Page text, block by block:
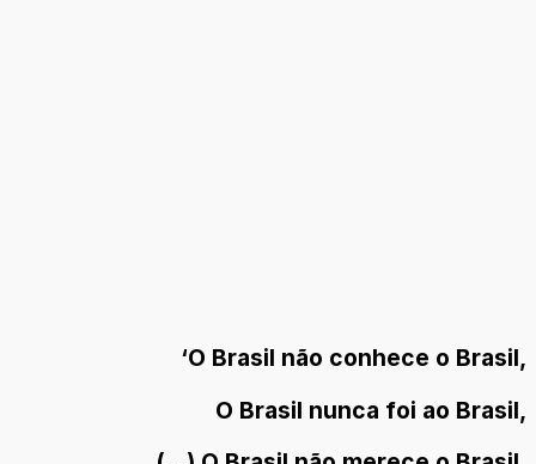
‘O Brasil não conhece o Brasil,
O Brasil nunca foi ao Brasil,